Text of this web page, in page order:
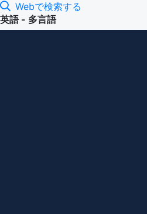
Webで検索する
英語 - 多言語